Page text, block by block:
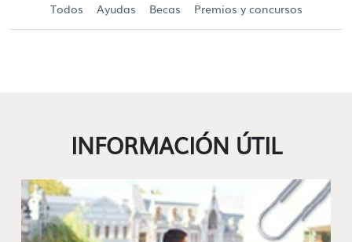
Todos Ayudas Becas Premios y concursos
INFORMACIÓN ÚTIL